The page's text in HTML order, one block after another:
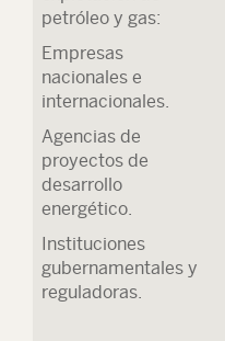
petróleo y gas:
Empresas
nacionales e
internacionales.
Agencias de
proyectos de
desarrollo
energético.
Instituciones
gubernamentales y
reguladoras.